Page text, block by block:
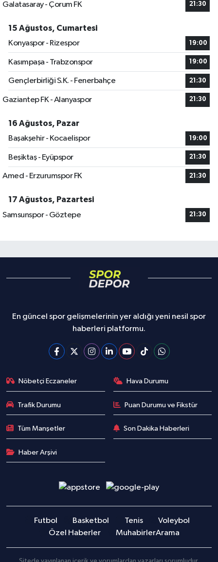
Galatasaray - Çorum FK
21:30
15 Ağustos, Cumartesi
Konyaspor - Rizespor
19:00
Kasımpaşa - Trabzonspor 19:00
Gençlerbirliği S.K. - Fenerbahçe 21:30
Gaziantep FK - Alanyaspor 21:30
16 Ağustos, Pazar
Başakşehir - Kocaelispor
19:00
Beşiktaş - Eyüpspor 21:30
Amed - Erzurumspor FK 21:30
17 Ağustos, Pazartesi
Samsunspor - Göztepe
21:30
En güncel spor gelişmelerinin yer aldığı yeni nesil spor
haberleri platformu.
Nöbetçi Eczaneler Hava Durumu
Trafik Durumu Puan Durumu ve Fikstür
Tüm Manşetler Son Dakika Haberleri
Haber Arşivi
Futbol Basketbol Tenis
Voleybol
Özel Haberler
MuhabirlerArama